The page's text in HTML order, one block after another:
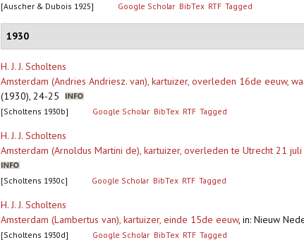
[Auscher & Dubois 1925] Google Scholar BibTex RTF Tagged
1930
H. J. J. Scholtens
Amsterdam (Andries Andriesz. van), kartuizer, overleden 16de eeuw,
(1930), 24-25
[Scholtens 1930b] Google Scholar BibTex RTF Tagged
H. J. J. Scholtens
Amsterdam (Arnoldus Martini de), kartuizer, overleden te Utrecht 21
[Scholtens 1930c] Google Scholar BibTex RTF Tagged
H. J. J. Scholtens
Amsterdam (Lambertus van), kartuizer, einde 15de eeuw, in: Nieuw
[Scholtens 1930d] Google Scholar BibTex RTF Tagged